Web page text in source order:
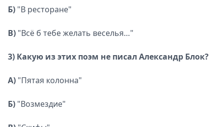
Б) "В ресторане"
В) "Всё б тебе желать веселья…"
3) Какую из этих поэм не писал Александр Блок?
А) "Пятая колонна"
Б) "Возмездие"